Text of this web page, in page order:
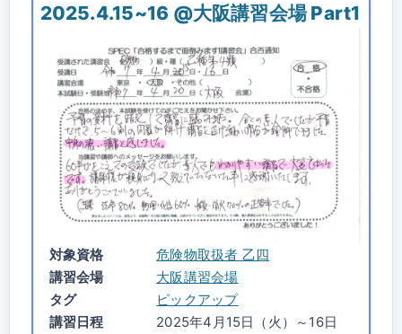
2025.4.15~16 @大阪講習会場 Part1
対象資格
危険物取扱者 乙四
講習会場
大阪講習会場
タグ
ピックアップ
講習日程
2025年4月15日（火）～16日